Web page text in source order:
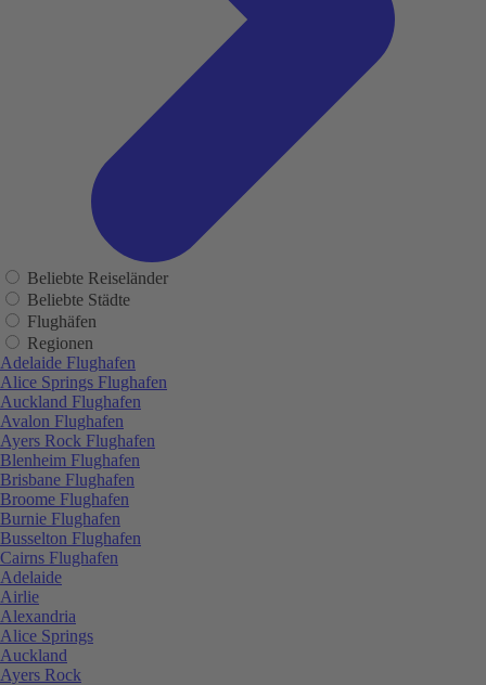
Beliebte Reiseländer
Beliebte Städte
Flughäfen
Regionen
Adelaide Flughafen
Alice Springs Flughafen
Auckland Flughafen
Avalon Flughafen
Ayers Rock Flughafen
Blenheim Flughafen
Brisbane Flughafen
Broome Flughafen
Burnie Flughafen
Busselton Flughafen
Cairns Flughafen
Adelaide
Airlie
Alexandria
Alice Springs
Auckland
Ayers Rock